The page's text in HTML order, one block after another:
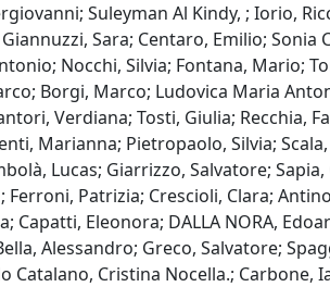
Suleyman Al Kindy, ; Iorio,
Sara; Centaro, Emilio;
Nocchi, Silvia; Fontana, Mario;
Borgi, Marco; Ludovica Maria
Verdiana; Tosti, Giulia; Recchia,
Marianna; Pietropaolo, Silvia;
Lucas; Giarrizzo, Salvatore;
Patrizia; Crescioli, Clara;
Eleonora; DALLA NORA,
Alessandro; Greco, Salvatore;
Cristina Nocella.; Carbone,